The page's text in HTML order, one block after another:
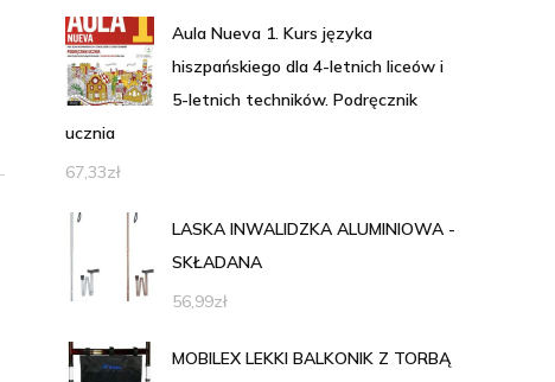
Aula Nueva 1. Kurs języka
hiszpańskiego dla 4-letnich liceów i
5-letnich techników. Podręcznik
ucznia
67,33zł
LASKA INWALIDZKA ALUMINIOWA -
SKŁADANA
56,99zł
MOBILEX LEKKI BALKONIK Z TORBĄ